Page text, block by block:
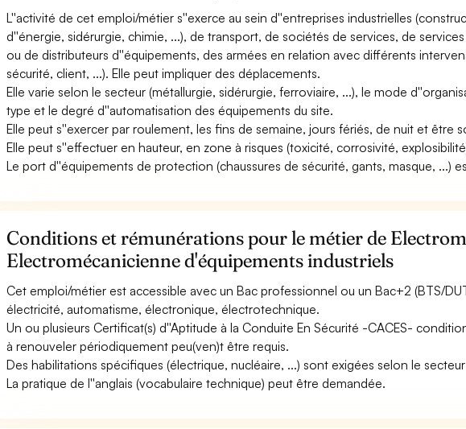
L''activité de cet emploi/métier s''exerce au sein d''entreprises industrielles
d''énergie, sidérurgie, chimie, ...), de transport, de sociétés de services, de
ou de distributeurs d''équipements, des armées en relation avec différents
sécurité, client, ...). Elle peut impliquer des déplacements.
Elle varie selon le secteur (métallurgie, sidérurgie, ferroviaire, ...), le mode
type et le degré d''automatisation des équipements du site.
Elle peut s''exercer par roulement, les fins de semaine, jours fériés, de nuit et être
Elle peut s''effectuer en hauteur, en zone à risques (toxicité, corrosivité,
Le port d''équipements de protection (chaussures de sécurité, gants, masque, ...)
Conditions et rémunérations pour le métier de
Electromécanicienne d'équipements industriels
Cet emploi/métier est accessible avec un Bac professionnel ou un Bac+2 (BTS/
électricité, automatisme, électronique, électrotechnique.
Un ou plusieurs Certificat(s) d''Aptitude à la Conduite En Sécurité -CACES-
à renouveler périodiquement peu(ven)t être requis.
Des habilitations spécifiques (électrique, nucléaire, ...) sont exigées selon le
La pratique de l''anglais (vocabulaire technique) peut être demandée.